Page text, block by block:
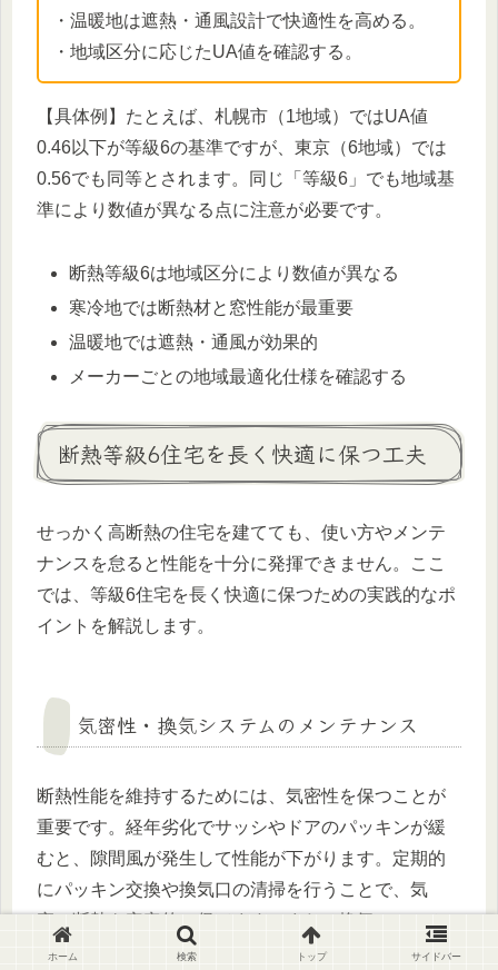
・温暖地は遮熱・通風設計で快適性を高める。
・地域区分に応じたUA値を確認する。
【具体例】たとえば、札幌市（1地域）ではUA値
0.46以下が等級6の基準ですが、東京（6地域）では
0.56でも同等とされます。同じ「等級6」でも地域基
準により数値が異なる点に注意が必要です。
断熱等級6は地域区分により数値が異なる
寒冷地では断熱材と窓性能が最重要
温暖地では遮熱・通風が効果的
メーカーごとの地域最適化仕様を確認する
断熱等級6住宅を長く快適に保つ工夫
せっかく高断熱の住宅を建てても、使い方やメンテ
ナンスを怠ると性能を十分に発揮できません。ここ
では、等級6住宅を長く快適に保つための実践的なポ
イントを解説します。
気密性・換気システムのメンテナンス
断熱性能を維持するためには、気密性を保つことが
重要です。経年劣化でサッシやドアのパッキンが緩
むと、隙間風が発生して性能が下がります。定期的
にパッキン交換や換気口の清掃を行うことで、気
密・断熱を安定的に保てます。また、換気システム
のフィルター掃除を怠ると空気の流れが悪くなり、
ホーム 検索 トップ サイドバー